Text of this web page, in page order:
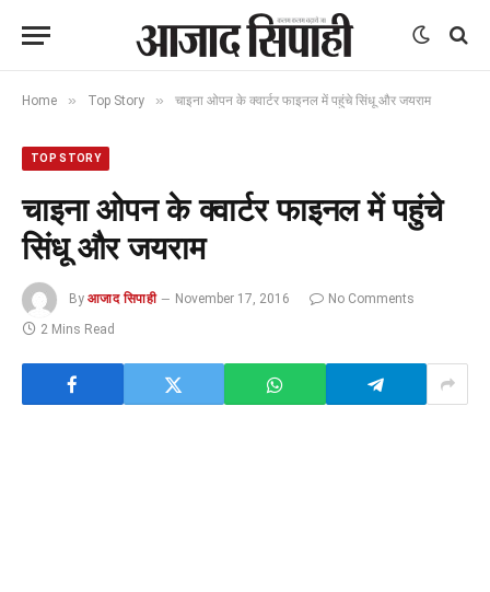
Home » Top Story » चाइना ओपन के क्वार्टर फाइनल में पहुंचे सिंधू और जयराम
TOP STORY
चाइना ओपन के क्वार्टर फाइनल में पहुंचे
सिंधू और जयराम
By आजाद सिपाही November 17, 2016
No Comments
2 Mins Read